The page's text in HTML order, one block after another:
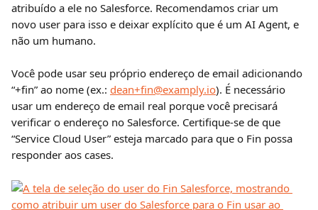
atribuído a ele no Salesforce. Recomendamos criar um
novo user para isso e deixar explícito que é um AI Agent, e
não um humano.
Você pode usar seu próprio endereço de email adicionando
“+fin” ao nome (ex.: dean+fin@examply.io). É necessário
usar um endereço de email real porque você precisará
verificar o endereço no Salesforce. Certifique-se de que
“Service Cloud User” esteja marcado para que o Fin possa
responder aos cases.